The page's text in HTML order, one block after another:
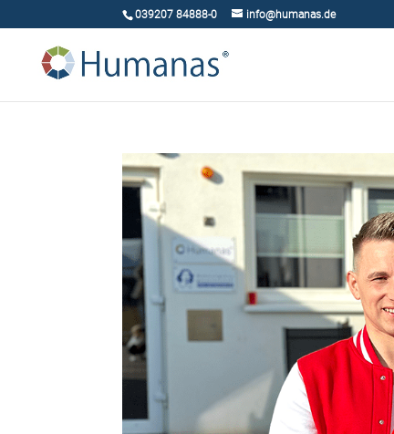
039207 84888-0 info@humanas.de